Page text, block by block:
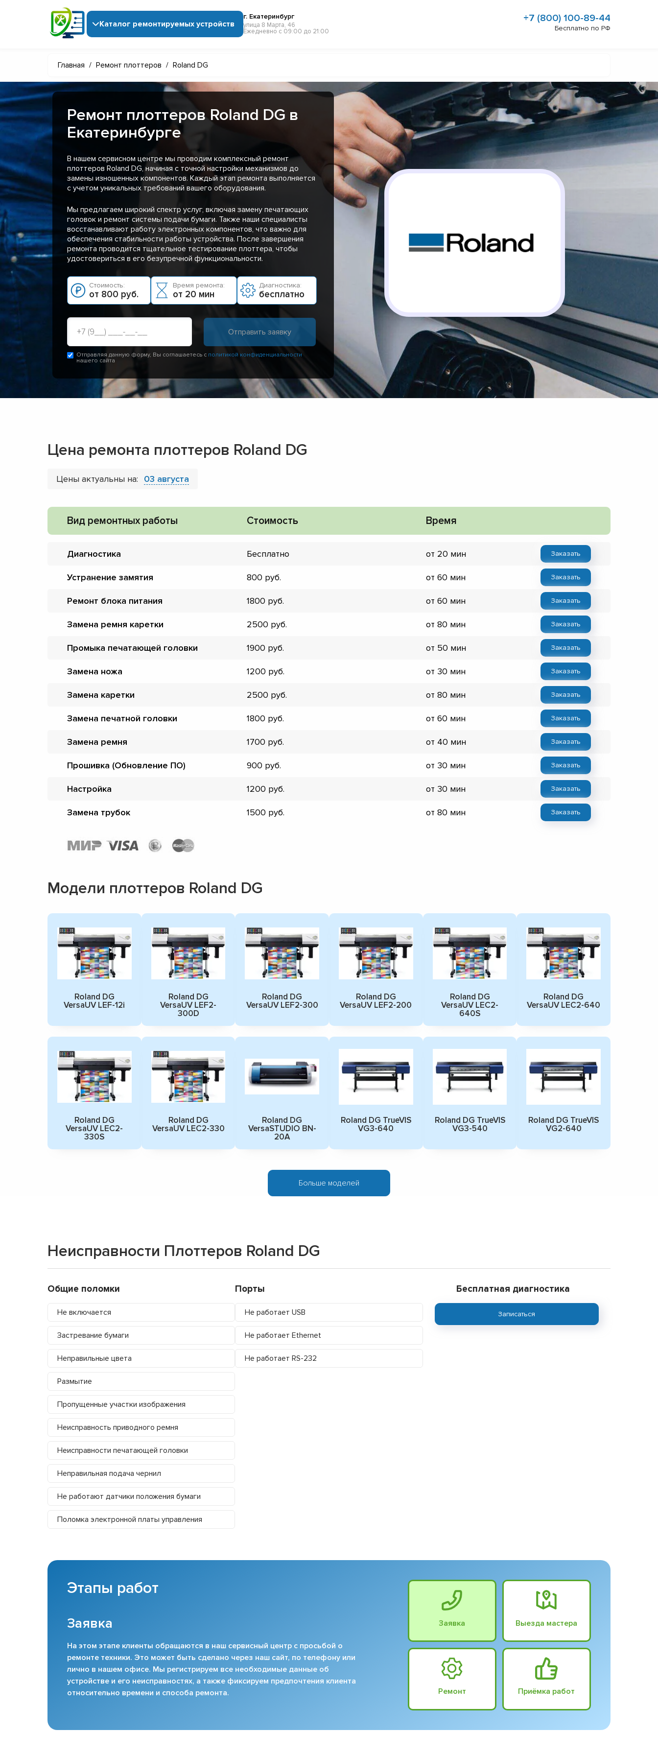
Каталог ремонтируемых устройств
г. Екатеринбург
улица 8 Марта, 46
Ежедневно с 09:00 до 21:00
+7 (800) 100-89-44
Бесплатно по РФ
Главная / Ремонт плоттеров / Roland DG
Ремонт плоттеров Roland DG в
Екатеринбурге
В нашем сервисном центре мы проводим комплексный ремонт
плоттеров Roland DG, начиная с точной настройки механизмов до
замены изношенных компонентов. Каждый этап ремонта выполняется
с учетом уникальных требований вашего оборудования.
Мы предлагаем широкий спектр услуг, включая замену печатающих
головок и ремонт системы подачи бумаги. Также наши специалисты
восстанавливают работу электронных компонентов, что важно для
обеспечения стабильности работы устройства. После завершения
ремонта проводится тщательное тестирование плоттера, чтобы
удостовериться в его безупречной функциональности.
Стоимость:
от 800 руб.
Время ремонта:
от 20 мин
Диагностика:
бесплатно
Отправляя данную форму, Вы соглашаетесь с политикой конфиденциальности
нашего сайта
Цена ремонта плоттеров Roland DG
Цены актуальны на: 03 августа
Вид ремонтных работы Стоимость Время
Диагностика Бесплатно от 20 мин Заказать
Устранение замятия 800 от 60 мин Заказать
Ремонт блока питания 1800 от 60 мин Заказать
Замена ремня каретки 2500 от 80 мин Заказать
Промыка печатающей головки 1900 от 50 мин Заказать
Замена ножа 1200 от 30 мин Заказать
Замена каретки 2500 от 80 мин Заказать
Замена печатной головки 1800 от 60 мин Заказать
Замена ремня 1700 от 40 мин Заказать
Прошивка (Обновление ПО) 900 от 30 мин Заказать
Настройка 1200 от 30 мин Заказать
Замена трубок 1500 от 80 мин Заказать
Модели плоттеров Roland DG
Roland DG
VersaUV LEF-12i
Roland DG
VersaUV LEF2-
300D
Roland DG
VersaUV LEF2-300
Roland DG
VersaUV LEF2-200
Roland DG
VersaUV LEC2-
640S
Roland DG
VersaUV LEC2-640
Roland DG
VersaUV LEC2-
330S
Roland DG
VersaUV LEC2-330
Roland DG
VersaSTUDIO BN-
20A
Roland DG TrueVIS
VG3-640
Roland DG TrueVIS
VG3-540
Roland DG TrueVIS
VG2-640
Больше моделей
Неисправности Плоттеров Roland DG
Общие поломки
Не включается
Застревание бумаги
Неправильные цвета
Размытие
Пропущенные участки изображения
Неисправность приводного ремня
Неисправности печатающей головки
Неправильная подача чернил
Не работают датчики положения бумаги
Поломка электронной платы управления
Порты
Не работает USB
Не работает Ethernet
Не работает RS-232
Бесплатная диагностика
Записаться
Этапы работ
Заявка
На этом этапе клиенты обращаются в наш сервисный центр с просьбой о
ремонте техники. Это может быть сделано через наш сайт, по телефону или
лично в нашем офисе. Мы регистрируем все необходимые данные об
устройстве и его неисправностях, а также фиксируем предпочтения клиента
относительно времени и способа ремонта.
Заявка Выезда мастера
Ремонт Приёмка работ